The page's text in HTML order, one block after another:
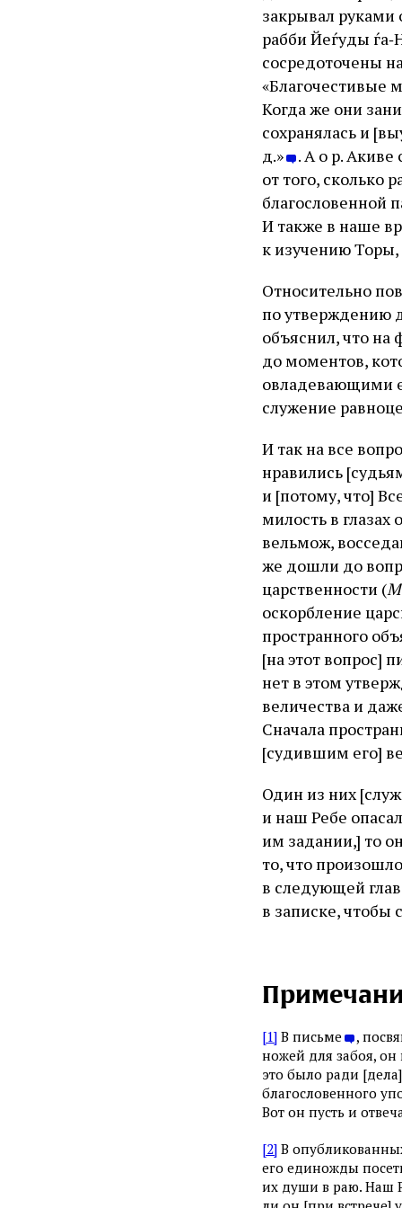
закрывал руками
рабби Йеѓуды
сосредоточены
«Благочестивые
Когда же они
сохранялась и
д.» . А о р. Акиве
от того, сколько
благословенной
И также в наше
к изучению Торы,
Относительно
по утверждению
объяснил, что
до моментов,
овладевающими
служение
И так на все
нравились
и [потому, что]
милость в
вельмож,
же дошли до
царственности (
оскорбление
пространного
[на этот вопрос]
нет в этом
величества и
Сначала
[судившим его]
Один из них
и наш Ребе
им задании,] то
то, что
в следующей
в записке, чтобы
[1] В письме ,
ножей для забоя, он
это было ради
благословенного
Вот он пусть и
[2] В
его единожды
их души в раю. Наш